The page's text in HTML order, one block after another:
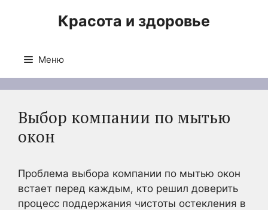
Красота и здоровье
Меню
Выбор компании по мытью
окон
Проблема выбора компании по мытью окон
встает перед каждым, кто решил доверить
процесс поддержания чистоты остекления в